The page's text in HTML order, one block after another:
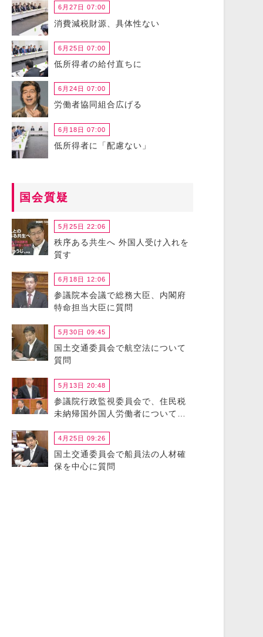
6月27日 07:00
消費減税財源、具体性ない
6月25日 07:00
低所得者の給付直ちに
6月24日 07:00
労働者協同組合広げる
6月18日 07:00
低所得者に「配慮ない」
国会質疑
5月25日 22:06
秩序ある共生へ 外国人受け入れを
質す
6月18日 12:06
参議院本会議で総務大臣、内閣府
特命担当大臣に質問
5月30日 09:45
国土交通委員会で航空法について
質問
5月13日 20:48
参議院行政監視委員会で、住民税
未納帰国外国人労働者について政
4月25日 09:26
国土交通委員会で船員法の人材確
保を中心に質問